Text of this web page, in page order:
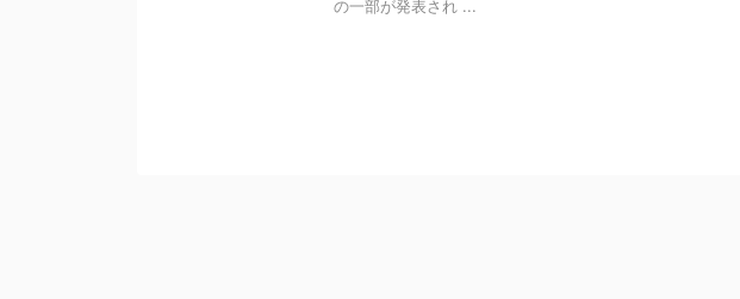
の一部が発表され ...